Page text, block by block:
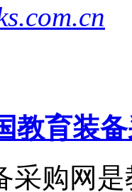
教育装
采购网